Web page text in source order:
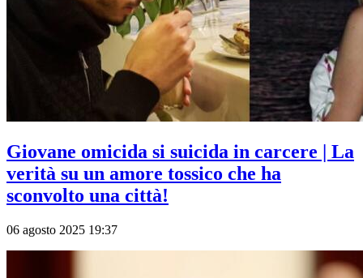
Giovane omicida si suicida in carcere | La
verità su un amore tossico che ha
sconvolto una città!
06 agosto 2025 19:37